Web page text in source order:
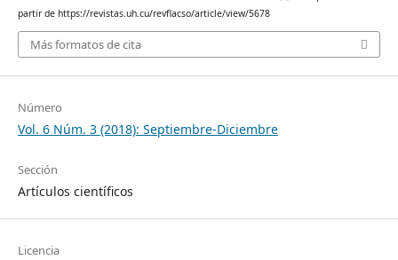
partir de https://revistas.uh.cu/revflacso/article/view/5678
Más formatos de cita
Número
Vol. 6 Núm. 3 (2018): Septiembre-Diciembre
Sección
Artículos científicos
Licencia